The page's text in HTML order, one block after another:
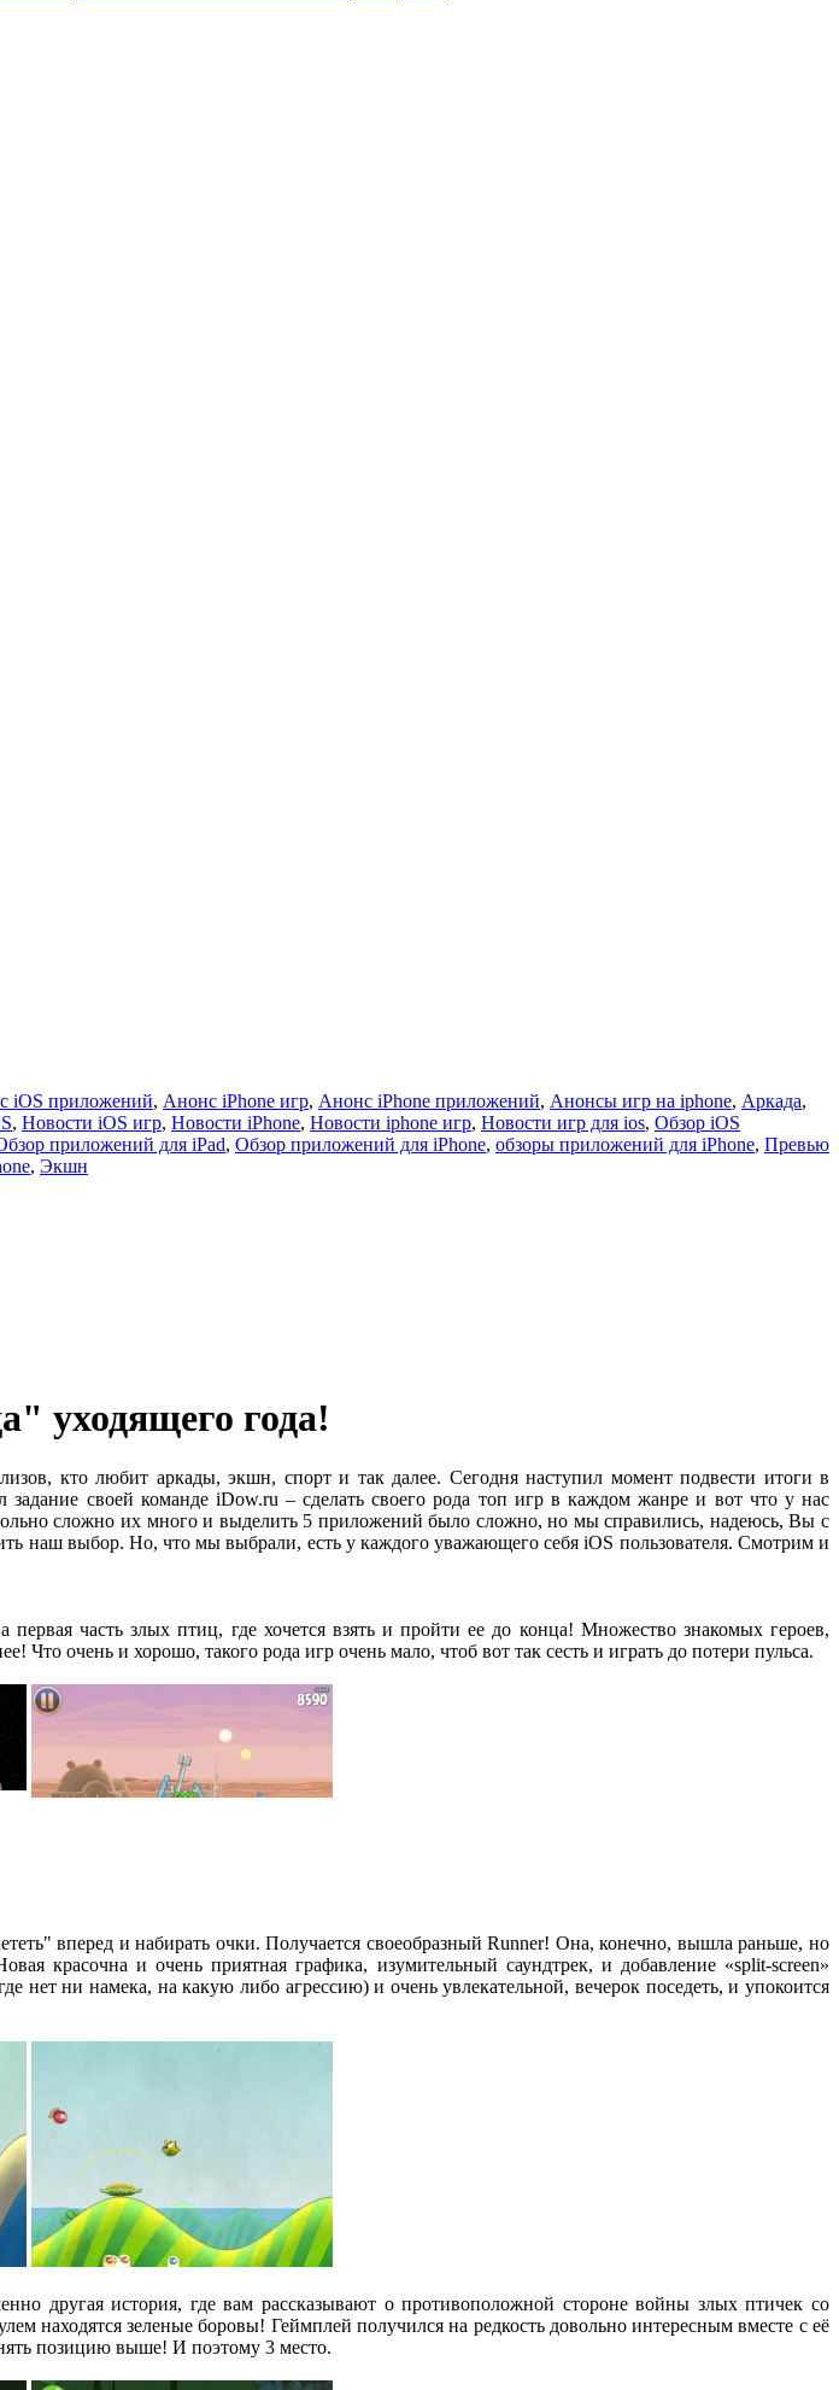
iOS приложений, Анонс iPhone игр, Анонс iPhone приложений, Анонсы игр на iphone, Аркада,
, Новости iOS игр, Новости iPhone, Новости iphone игр, Новости игр для ios, Обзор iOS
приложений для iPad, Обзор приложений для iPhone, обзоры приложений для iPhone, Превью
, Экшн
уходящего года!
кто любит аркады, экшн, спорт и так далее. Сегодня наступил момент подвести итоги в
своей команде iDow.ru – сделать своего рода топ игр в каждом жанре и вот что у нас
сложно их много и выделить 5 приложений было сложно, но мы справились, надеюсь, Вы с
наш выбор. Но, что мы выбрали, есть у каждого уважающего себя iOS пользователя. Смотрим и
часть злых птиц, где хочется взять и пройти ее до конца! Множество знакомых героев,
Что очень и хорошо, такого рода игр очень мало, чтоб вот так сесть и играть до потери пульса.
вперед и набирать очки. Получается своеобразный Runner! Она, конечно, вышла раньше, но
красочна и очень приятная графика, изумительный саундтрек, и добавление «split-screen»
нет ни намека, на какую либо агрессию) и очень увлекательной, вечерок поседеть, и упокоится
другая история, где вам рассказывают о противоположной стороне войны злых птичек со
находятся зеленые боровы! Геймплей получился на редкость довольно интересным вместе с её
позицию выше! И поэтому 3 место.